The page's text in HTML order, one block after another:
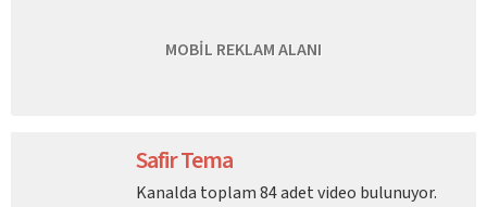
MOBİL REKLAM ALANI
Safir Tema
Kanalda toplam 84 adet video bulunuyor.